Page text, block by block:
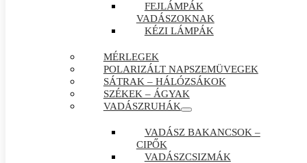
FEJLÁMPÁK
VADÁSZOKNAK
KÉZI LÁMPÁK
MÉRLEGEK
POLARIZÁLT NAPSZEMÜVEGEK
SÁTRAK – HÁLÓZSÁKOK
SZÉKEK – ÁGYAK
VADÁSZRUHÁK
VADÁSZ BAKANCSOK –
CIPŐK
VADÁSZCSIZMÁK